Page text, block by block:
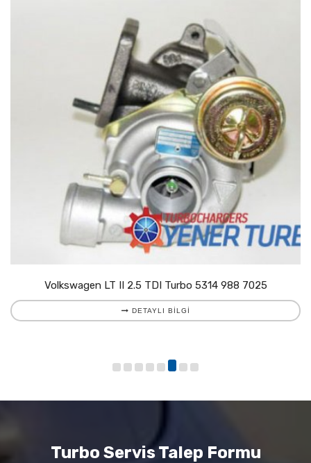
Volkswagen LT II 2.5 TDI Turbo 5314 988 7025
DETAYLI BILGI
Turbo Servis Talep Formu